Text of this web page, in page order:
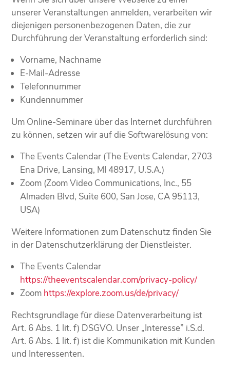
unserer Veranstaltungen anmelden, verarbeiten wir
diejenigen personenbezogenen Daten, die zur
Durchführung der Veranstaltung erforderlich sind:
Vorname, Nachname
E-Mail-Adresse
Telefonnummer
Kundennummer
Um Online-Seminare über das Internet durchführen
zu können, setzen wir auf die Softwarelösung von:
The Events Calendar (The Events Calendar, 2703
Ena Drive, Lansing, MI 48917, U.S.A.)
Zoom (Zoom Video Communications, Inc., 55
Almaden Blvd, Suite 600, San Jose, CA 95113,
USA)
Weitere Informationen zum Datenschutz finden Sie
in der Datenschutzerklärung der Dienstleister.
The Events Calendar
https://theeventscalendar.com/privacy-policy/
Zoom https://explore.zoom.us/de/privacy/
Rechtsgrundlage für diese Datenverarbeitung ist
Art. 6 Abs. 1 lit. f) DSGVO. Unser „Interesse” i.S.d.
Art. 6 Abs. 1 lit. f) ist die Kommunikation mit Kunden
und Interessenten.